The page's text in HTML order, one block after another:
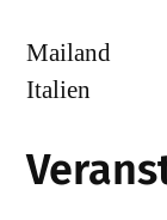
Mailand
Italien